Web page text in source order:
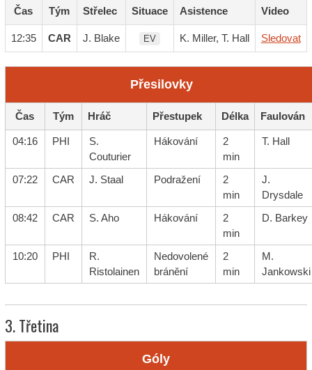
Čas Tým Střelec Situace Asistence Video
12:35 CAR J. Blake EV K. Miller, T. Hall Sledovat
Přesilovky
Čas Tým Hráč Přestupek Délka Faulován
04:16 PHI
S.
Couturier
Hákování
2
min
T. Hall
07:22 CAR J. Staal Podražení
2
min
J.
Drysdale
08:42
CAR S. Aho Hákování
2
min
D. Barkey
10:20 PHI
R.
Ristolainen
Nedovolené
bránění
2
min
M.
Jankowski
3. Třetina
Góly